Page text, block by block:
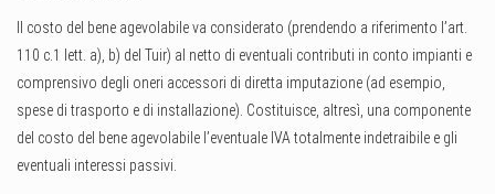
Il costo del bene agevolabile va considerato (prendendo a riferimento l’art.
110 c.1 lett. a), b) del Tuir) al netto di eventuali contributi in conto impianti e
comprensivo degli oneri accessori di diretta imputazione (ad esempio,
spese di trasporto e di installazione). Costituisce, altresì, una componente
del costo del bene agevolabile l’eventuale IVA totalmente indetraibile e gli
eventuali interessi passivi.